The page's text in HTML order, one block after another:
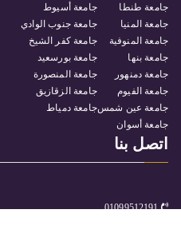
جامعة طنطا
جامعة المنيا
جامعة المنوفية
جامعة بنها
جامعة دمنهور
جامعة الفيوم
جامعة عين شمس
جامعة أسوان
جامعة أسيوط
جامعة جنوب الوادي
جامعة كفر الشيخ
جامعة بورسعيد
جامعة المنصورة
جامعة الزقازيق
جامعة دمياط
اتصل بنا
01099512191